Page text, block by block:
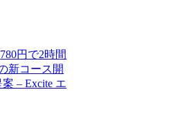
円で2時間
新コース開
– Excite エ